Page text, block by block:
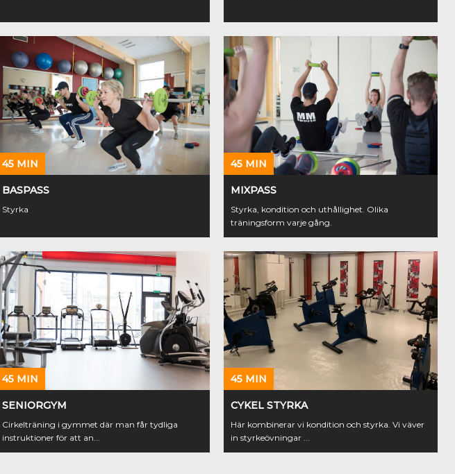
45 MIN
BASPASS
Styrka
45 MIN
MIXPASS
Styrka, kondition och uthållighet. Olika
träningsform varje gång.
45 MIN
SENIORGYM
Cirkelträning i gymmet där man får tydliga
instruktioner för att an...
45 MIN
CYKEL STYRKA
Här kombinerar vi kondition och styrka. Vi väver
in styrkeövningar ...